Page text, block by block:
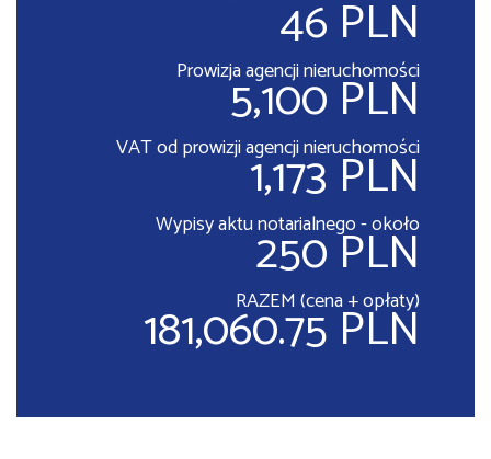
46 PLN
Prowizja agencji nieruchomości
5,100 PLN
VAT od prowizji agencji nieruchomości
1,173 PLN
Wypisy aktu notarialnego - około
250 PLN
RAZEM (cena + opłaty)
181,060.75 PLN